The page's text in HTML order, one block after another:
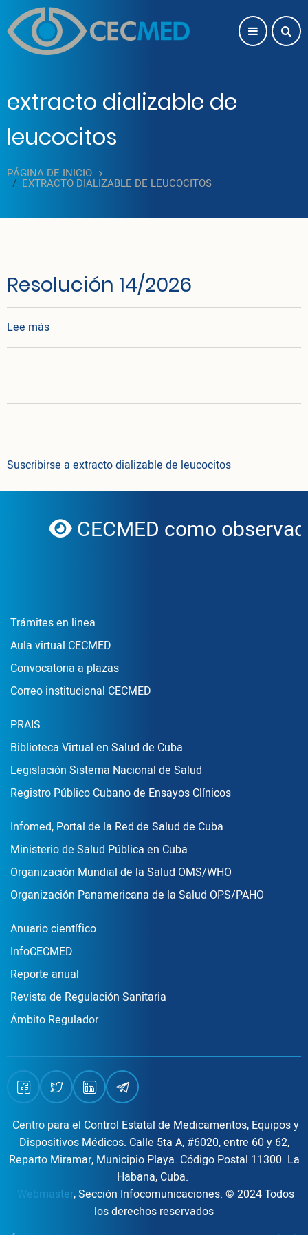
Pasar al contenido principal
extracto dializable de
leucocitos
PÁGINA DE INICIO
EXTRACTO DIALIZABLE DE LEUCOCITOS
Resolución 14/2026
Lee mássobre Resolución 14/2026
Suscribirse a extracto dializable de leucocitos
globe
CECMED como
Enlace Footer1
Trámites en linea
Aula virtual CECMED
Convocatoria a plazas
Correo institucional CECMED
Enlace Footer2
PRAIS
Biblioteca Virtual en Salud de Cuba
Legislación Sistema Nacional de Salud
Registro Público Cubano de Ensayos Clínicos
Enlace Footer3
Infomed, Portal de la Red de Salud de Cuba
Ministerio de Salud Pública en Cuba
Organización Mundial de la Salud OMS/WHO
Organización Panamericana de la Salud OPS/PAHO
Publicaciones
Anuario científico
InfoCECMED
Reporte anual
Revista de Regulación Sanitaria
Ámbito Regulador
Centro para el Control Estatal de Medicamentos, Equipos y
Dispositivos Médicos. Calle 5ta A, #6020, entre 60 y 62,
Reparto Miramar, Municipio Playa. Código Postal 11300. La
Habana, Cuba.
Webmaster, Sección Infocomunicaciones. © 2024 Todos
los derechos reservados